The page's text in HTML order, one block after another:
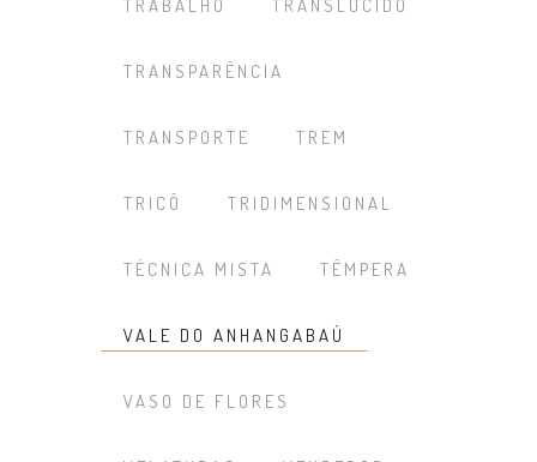
TRABALHO TRANSLÚCIDO
TRANSPARÊNCIA
TRANSPORTE TREM
TRICÔ TRIDIMENSIONAL
TÉCNICA MISTA TÊMPERA
VALE DO ANHANGABAÚ
VASO DE FLORES